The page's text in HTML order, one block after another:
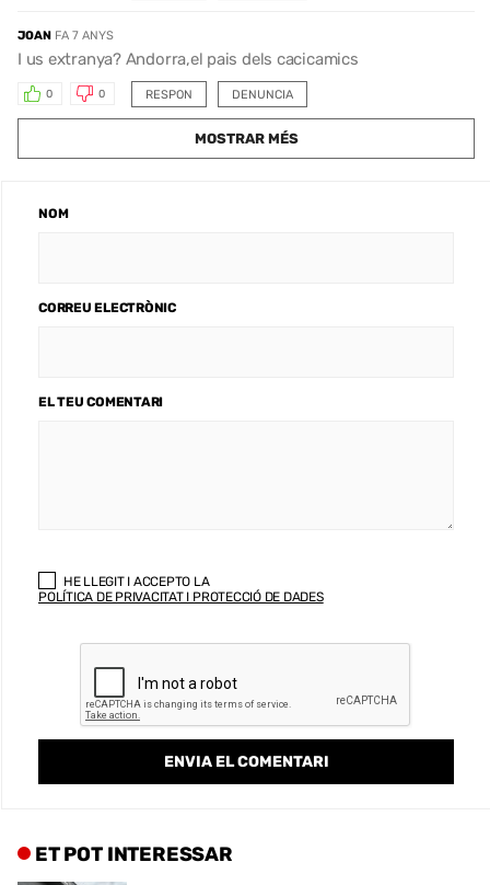
JOAN FA 7 ANYS
I us extranya? Andorra,el pais dels cacicamics
RESPON
0 0 DENUNCIA
MOSTRAR MÉS
NOM
CORREU ELECTRÒNIC
EL TEU COMENTARI
HE LLEGIT I ACCEPTO LA
POLÍTICA DE PRIVACITAT I PROTECCIÓ DE DADES
ET POT INTERESSAR